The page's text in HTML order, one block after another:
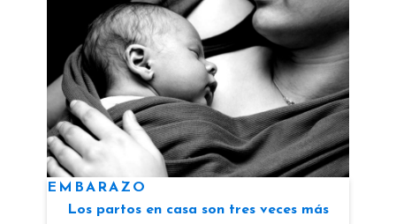
EMBARAZO
Los partos en casa son tres veces más